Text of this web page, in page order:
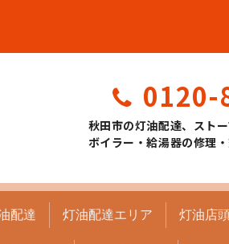
0120-
秋田市の灯油配達、スト
ボイラー・給湯器の修理
配達 灯油配達エリア 灯油店